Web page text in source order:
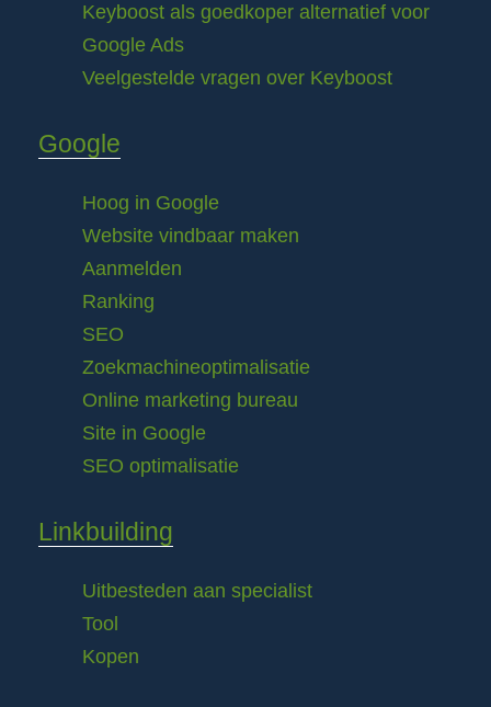
Keyboost als goedkoper alternatief voor
Google Ads
Veelgestelde vragen over Keyboost
Google
Hoog in Google
Website vindbaar maken
Aanmelden
Ranking
SEO
Zoekmachineoptimalisatie
Online marketing bureau
Site in Google
SEO optimalisatie
Linkbuilding
Uitbesteden aan specialist
Tool
Kopen